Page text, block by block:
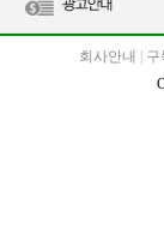
회사안내 구